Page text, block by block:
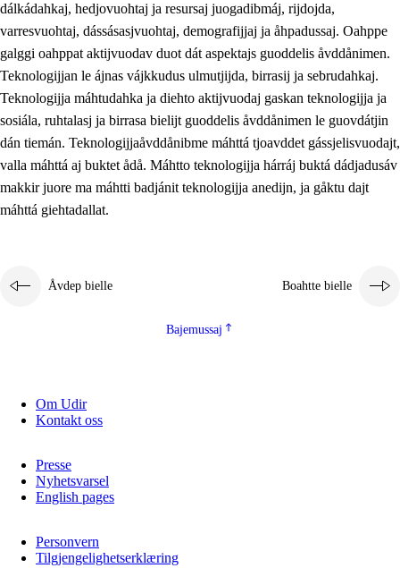
2.3 Vuodulasj tjehpudagá
2.4 Oahppat oahppat
Doaresfágalasj tiemá
2.5 Doaresfágalasj tiemá
2.5.1 Álmmukvarresvuohta ja iellemrijbadibme
Demokratijja ja guojmmeviesátvuohta
2.5.3 Guoddelis åvddånibme
dálkádahkaj, hedjovuohtaj ja resursaj juogadibmáj, rijdojda,
varresvuohtaj, dássásasjvuohtaj, demografijjaj ja åhpadussaj. Oahppe
galggi oahppat aktijvuodav duot dát aspektajs guoddelis åvddånimen.
Teknologijjan le ájnas vájkkudus ulmutjijda, birrasij ja sebrudahkaj.
Teknologijja máhtudahka ja diehto aktijvuodaj gaskan teknologijja ja
sosiála, ruhtalasj ja birrasa bielijt guoddelis åvddånimen le guovdátjin
dán tiemán. Teknologijjaåvddånibme máhttá tjoavddet gássjelisvuodajt,
valla máhttá aj buktet ådå. Máhtto teknologijja hárráj buktá dádjadusáv
makkir juore ma máhtti badjánit teknologijja anedijn, ja gåktu dajt
máhttá giehtadallat.
Åvdep bielle Boahtte bielle
Bajemussaj
Om Udir
Kontakt oss
Presse
Nyhetsvarsel
English pages
Personvern
Tilgjengelighetserklæring